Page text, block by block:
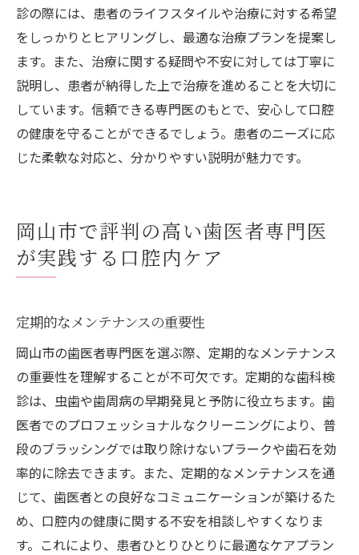
診の際には、患者のライフスタイルや治療に対する希望
をしっかりとヒアリングし、最適な治療プランを提案し
ます。また、治療に関する疑問や不安に対しては丁寧に
説明し、患者が納得した上で治療を進めることを大切に
しています。信頼できる専門医のもとで、安心して口腔
の健康を守ることができるでしょう。患者のニーズに応
じた柔軟な対応と、分かりやすい説明が魅力です。
岡山市で評判の高い歯医者専門医
が実践する口腔内ケア
定期的なメンテナンスの重要性
岡山市の歯医者専門医を選ぶ際、定期的なメンテナンス
の重要性を理解することが不可欠です。定期的な歯科検
診は、虫歯や歯周病の早期発見と予防に役立ちます。歯
医者でのプロフェッショナルなクリーニングにより、普
段のブラッシングでは取り除けないプラークや歯石を効
率的に除去できます。また、定期的なメンテナンスを通
じて、歯医者との良好なコミュニケーションが築けるた
め、口腔内の健康に関する不安を相談しやすくなりま
す。これにより、患者ひとりひとりに最適なケアプラン